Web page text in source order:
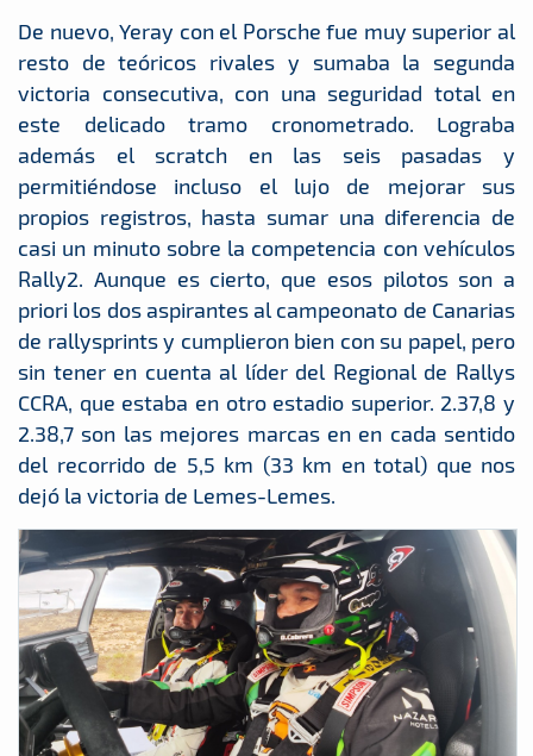
De nuevo, Yeray con el Porsche fue muy superior al
resto de teóricos rivales y sumaba la segunda
victoria consecutiva, con una seguridad total en
este delicado tramo cronometrado. Lograba
además el scratch en las seis pasadas y
permitiéndose incluso el lujo de mejorar sus
propios registros, hasta sumar una diferencia de
casi un minuto sobre la competencia con vehículos
Rally2. Aunque es cierto, que esos pilotos son a
priori los dos aspirantes al campeonato de Canarias
de rallysprints y cumplieron bien con su papel, pero
sin tener en cuenta al líder del Regional de Rallys
CCRA, que estaba en otro estadio superior. 2.37,8 y
2.38,7 son las mejores marcas en en cada sentido
del recorrido de 5,5 km (33 km en total) que nos
dejó la victoria de Lemes-Lemes.